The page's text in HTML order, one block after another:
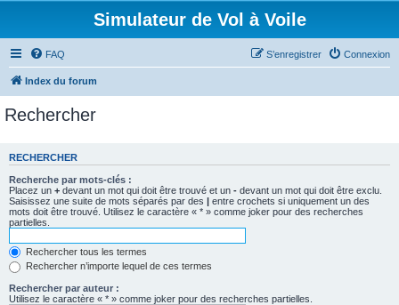
Simulateur de Vol à Voile
FAQ Connexion
S’enregistrer
Index du forum
Rechercher
RECHERCHER
Recherche par mots-clés :
Placez un + devant un mot qui doit être trouvé et un - devant un mot qui doit être exclu.
Saisissez une suite de mots séparés par des | entre crochets si uniquement un des
mots doit être trouvé. Utilisez le caractère « * » comme joker pour des recherches
partielles.
Rechercher tous les termes
Rechercher n’importe lequel de ces termes
Rechercher par auteur :
Utilisez le caractère « * » comme joker pour des recherches partielles.